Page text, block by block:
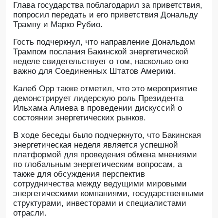
Глава государства поблагодарил за приветствия,
попросил передать и его приветствия Дональду
Трампу и Марко Рубио.
Гость подчеркнул, что направление Дональдом
Трампом послания Бакинской энергетической
неделе свидетельствует о том, насколько оно
важно для Соединенных Штатов Америки.
Калеб Орр также отметил, что это мероприятие
демонстрирует лидерскую роль Президента
Ильхама Алиева в проведении дискуссий о
состоянии энергетических рынков.
В ходе беседы было подчеркнуто, что Бакинская
энергетическая неделя является успешной
платформой для проведения обмена мнениями
по глобальным энергетическим вопросам, а
также для обсуждения перспектив
сотрудничества между ведущими мировыми
энергетическими компаниями, государственными
структурами, инвесторами и специалистами
отрасли.